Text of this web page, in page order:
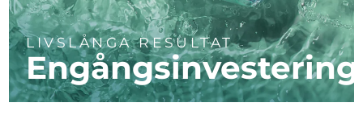
LIVSLÅNGA RESULTAT
Engångsinvestering